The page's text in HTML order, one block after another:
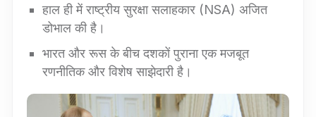
हाल ही में राष्ट्रीय सुरक्षा सलाहकार (NSA) अजित
डोभाल की है।
भारत और रूस के बीच दशकों पुराना एक मजबूत
रणनीतिक और विशेष साझेदारी है।